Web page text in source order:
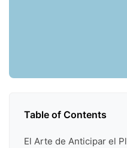
Table of Contents
El Arte de Anticipar el